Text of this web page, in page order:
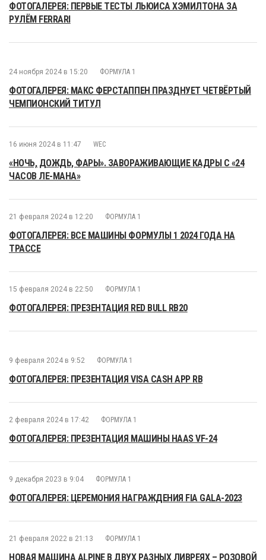
ФОТОГАЛЕРЕЯ: ПЕРВЫЕ ТЕСТЫ ЛЬЮИСА ХЭМИЛТОНА ЗА
РУЛЁМ FERRARI
24 ноября 2024 в 15:20 ФОРМУЛА 1
ФОТОГАЛЕРЕЯ: МАКС ФЕРСТАППЕН ПРАЗДНУЕТ ЧЕТВЁРТЫЙ
ЧЕМПИОНСКИЙ ТИТУЛ
16 июня 2024 в 11:47 WEC
«НОЧЬ, ДОЖДЬ, ФАРЫ». ЗАВОРАЖИВАЮЩИЕ КАДРЫ С «24
ЧАСОВ ЛЕ-МАНА»
21 февраля 2024 в 12:20 ФОРМУЛА 1
ФОТОГАЛЕРЕЯ: ВСЕ МАШИНЫ ФОРМУЛЫ 1 2024 ГОДА НА
ТРАССЕ
15 февраля 2024 в 22:50 ФОРМУЛА 1
ФОТОГАЛЕРЕЯ: ПРЕЗЕНТАЦИЯ RED BULL RB20
9 февраля 2024 в 9:52 ФОРМУЛА 1
ФОТОГАЛЕРЕЯ: ПРЕЗЕНТАЦИЯ VISA CASH APP RB
2 февраля 2024 в 17:42 ФОРМУЛА 1
ФОТОГАЛЕРЕЯ: ПРЕЗЕНТАЦИЯ МАШИНЫ HAAS VF-24
9 декабря 2023 в 9:04 ФОРМУЛА 1
ФОТОГАЛЕРЕЯ: ЦЕРЕМОНИЯ НАГРАЖДЕНИЯ FIA GALA-2023
21 февраля 2022 в 21:13 ФОРМУЛА 1
НОВАЯ МАШИНА ALPINE В ДВУХ РАЗНЫХ ЛИВРЕЯХ – РОЗОВОЙ